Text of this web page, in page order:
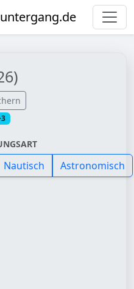
Nautisch Astronomisch